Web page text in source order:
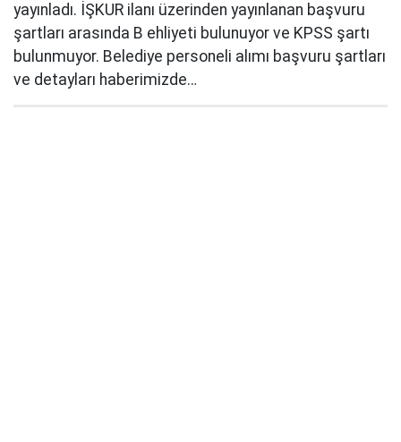
yayınladı. İŞKUR ilanı üzerinden yayınlanan başvuru
şartları arasında B ehliyeti bulunuyor ve KPSS şartı
bulunmuyor. Belediye personeli alımı başvuru şartları
ve detayları haberimizde…